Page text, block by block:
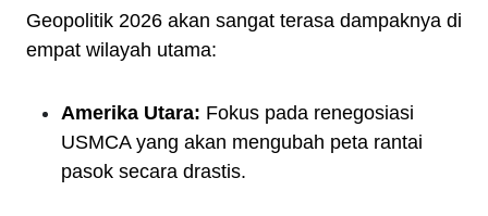
Geopolitik 2026 akan sangat terasa dampaknya di
empat wilayah utama:
Amerika Utara: Fokus pada renegosiasi
USMCA yang akan mengubah peta rantai
pasok secara drastis.